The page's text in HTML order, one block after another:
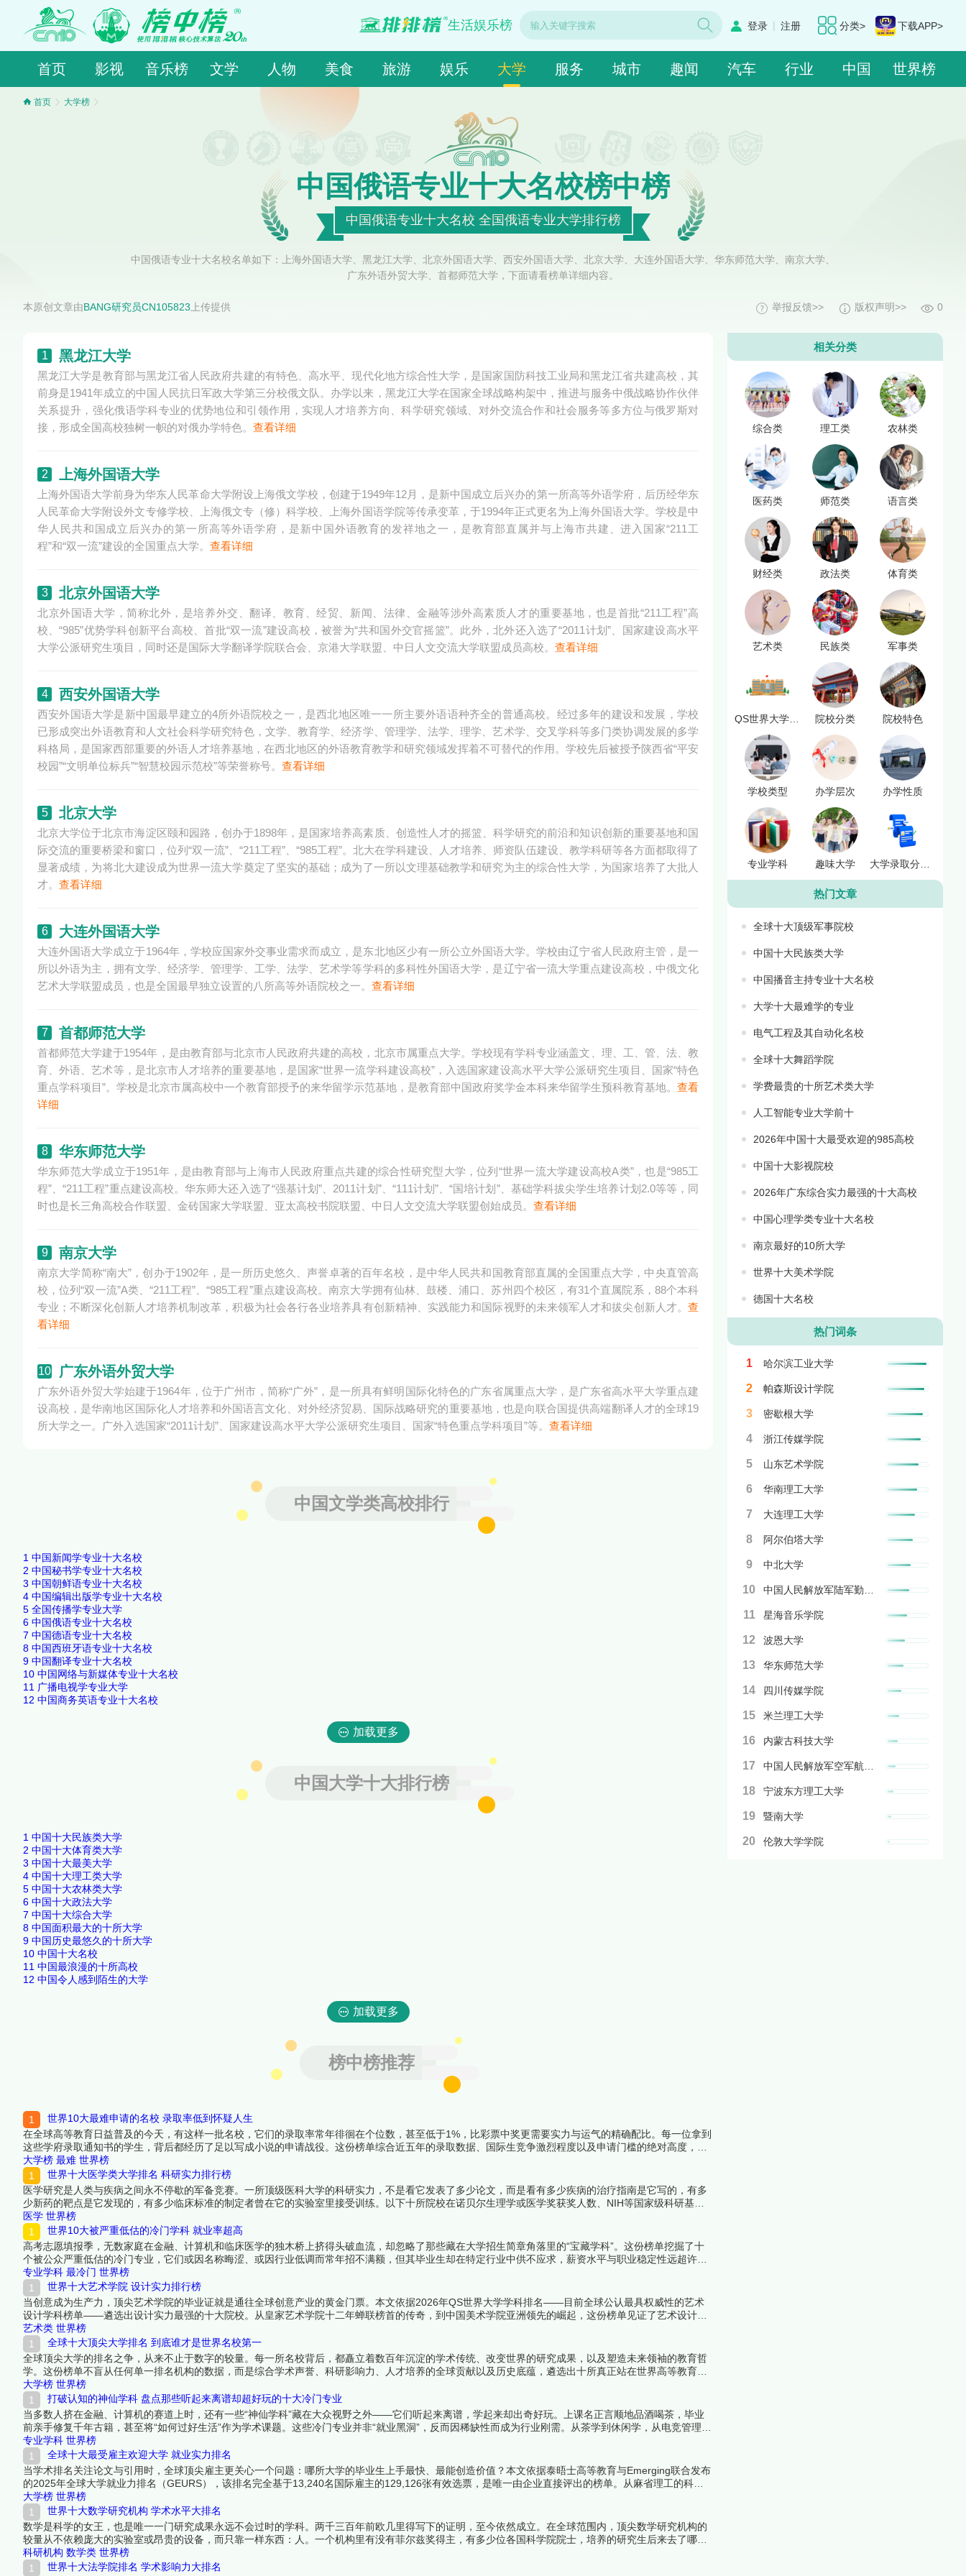
分类> 下载APP>
登录 | 注册
生活娱乐榜
首页 影视 音乐榜 文学 人物 美食 旅游 娱乐 大学 服务 城市 趣闻 汽车 行业 中国 世界榜
首页 大学榜
中国俄语专业十大名校榜中榜
中国俄语专业十大名校 全国俄语专业大学排行榜
中国俄语专业十大名校名单如下：上海外国语大学、黑龙江大学、北京外国语大学、西安外国语大学、北京大学、大连外国语大学、华东师范大学、南京大学、
广东外语外贸大学、首都师范大学，下面请看榜单详细内容。
本原创文章由BANG研究员CN105823上传提供 0
版权声明>>
举报反馈>>
1 黑龙江大学
黑龙江大学是教育部与黑龙江省人民政府共建的有特色、高水平、现代化地方综合性大学，是国家国防科技工业局和黑龙江省共建高校，其
前身是1941年成立的中国人民抗日军政大学第三分校俄文队。办学以来，黑龙江大学在国家全球战略构架中，推进与服务中俄战略协作伙伴
关系提升，强化俄语学科专业的优势地位和引领作用，实现人才培养方向、科学研究领域、对外交流合作和社会服务等多方位与俄罗斯对
接，形成全国高校独树一帜的对俄办学特色。 查看详细
2 上海外国语大学
上海外国语大学前身为华东人民革命大学附设上海俄文学校，创建于1949年12月，是新中国成立后兴办的第一所高等外语学府，后历经华东
人民革命大学附设外文专修学校、上海俄文专（修）科学校、上海外国语学院等传承变革，于1994年正式更名为上海外国语大学。学校是中
华人民共和国成立后兴办的第一所高等外语学府，是新中国外语教育的发祥地之一，是教育部直属并与上海市共建、进入国家“211工
程”和“双一流”建设的全国重点大学。 查看详细
3 北京外国语大学
北京外国语大学，简称北外，是培养外交、翻译、教育、经贸、新闻、法律、金融等涉外高素质人才的重要基地，也是首批“211工程”高
校、“985”优势学科创新平台高校、首批“双一流”建设高校，被誉为“共和国外交官摇篮”。此外，北外还入选了“2011计划”、国家建设高水平
大学公派研究生项目，同时还是国际大学翻译学院联合会、京港大学联盟、中日人文交流大学联盟成员高校。 查看详细
4 西安外国语大学
西安外国语大学是新中国最早建立的4所外语院校之一，是西北地区唯一一所主要外语语种齐全的普通高校。经过多年的建设和发展，学校
已形成突出外语教育和人文社会科学研究特色，文学、教育学、经济学、管理学、法学、理学、艺术学、交叉学科等多门类协调发展的多学
科格局，是国家西部重要的外语人才培养基地，在西北地区的外语教育教学和研究领域发挥着不可替代的作用。学校先后被授予陕西省“平安
校园”“文明单位标兵”“智慧校园示范校”等荣誉称号。 查看详细
5 北京大学
北京大学位于北京市海淀区颐和园路，创办于1898年，是国家培养高素质、创造性人才的摇篮、科学研究的前沿和知识创新的重要基地和国
际交流的重要桥梁和窗口，位列“双一流”、“211工程”、“985工程”。北大在学科建设、人才培养、师资队伍建设、教学科研等各方面都取得了
显著成绩，为将北大建设成为世界一流大学奠定了坚实的基础；成为了一所以文理基础教学和研究为主的综合性大学，为国家培养了大批人
才。 查看详细
6 大连外国语大学
大连外国语大学成立于1964年，学校应国家外交事业需求而成立，是东北地区少有一所公立外国语大学。学校由辽宁省人民政府主管，是一
所以外语为主，拥有文学、经济学、管理学、工学、法学、艺术学等学科的多科性外国语大学，是辽宁省一流大学重点建设高校，中俄文化
艺术大学联盟成员，也是全国最早独立设置的八所高等外语院校之一。 查看详细
7 首都师范大学
首都师范大学建于1954年，是由教育部与北京市人民政府共建的高校，北京市属重点大学。学校现有学科专业涵盖文、理、工、管、法、教
育、外语、艺术等，是北京市人才培养的重要基地，是国家“世界一流学科建设高校”，入选国家建设高水平大学公派研究生项目、国家“特色
重点学科项目”。学校是北京市属高校中一个教育部授予的来华留学示范基地，是教育部中国政府奖学金本科来华留学生预科教育基地。 查看
详细
8 华东师范大学
华东师范大学成立于1951年，是由教育部与上海市人民政府重点共建的综合性研究型大学，位列“世界一流大学建设高校A类”，也是“985工
程”、“211工程”重点建设高校。华东师大还入选了“强基计划”、2011计划”、“111计划”、“国培计划”、基础学科拔尖学生培养计划2.0等等，同
时也是长三角高校合作联盟、金砖国家大学联盟、亚太高校书院联盟、中日人文交流大学联盟创始成员。 查看详细
9 南京大学
南京大学简称“南大”，创办于1902年，是一所历史悠久、声誉卓著的百年名校，是中华人民共和国教育部直属的全国重点大学，中央直管高
校，位列“双一流”A类、“211工程”、“985工程”重点建设高校。南京大学拥有仙林、鼓楼、浦口、苏州四个校区，有31个直属院系，88个本科
专业；不断深化创新人才培养机制改革，积极为社会各行各业培养具有创新精神、实践能力和国际视野的未来领军人才和拔尖创新人才。 查
看详细
10 广东外语外贸大学
广东外语外贸大学始建于1964年，位于广州市，简称“广外”，是一所具有鲜明国际化特色的广东省属重点大学，是广东省高水平大学重点建
设高校，是华南地区国际化人才培养和外国语言文化、对外经济贸易、国际战略研究的重要基地，也是向联合国提供高端翻译人才的全球19
所大学之一。广外入选国家“2011计划”、国家建设高水平大学公派研究生项目、国家“特色重点学科项目”等。 查看详细
中国文学类高校排行
1 中国新闻学专业十大名校
2 中国秘书学专业十大名校
3 中国朝鲜语专业十大名校
4 中国编辑出版学专业十大名校
5 全国传播学专业大学
6 中国俄语专业十大名校
7 中国德语专业十大名校
8 中国西班牙语专业十大名校
9 中国翻译专业十大名校
10 中国网络与新媒体专业十大名校
11 广播电视学专业大学
12 中国商务英语专业十大名校
加载更多
中国大学十大排行榜
1 中国十大民族类大学
2 中国十大体育类大学
3 中国十大最美大学
4 中国十大理工类大学
5 中国十大农林类大学
6 中国十大政法大学
7 中国十大综合大学
8 中国面积最大的十所大学
9 中国历史最悠久的十所大学
10 中国十大名校
11 中国最浪漫的十所高校
12 中国令人感到陌生的大学
加载更多
榜中榜推荐
世界10大最难申请的名校 录取率低到怀疑人生
在全球高等教育日益普及的今天，有这样一批名校，它们的录取率常年徘徊在个位数，甚至低于1%，比彩票中奖更需要实力与运气的精确配比。每一位拿到
这些学府录取通知书的学生，背后都经历了足以写成小说的申请战役。这份榜单综合近五年的录取数据、国际生竞争激烈程度以及申请门槛的绝对高度，遴
选出十所让全球最优秀的申请者都寝食难安的世界名校。进入这些学府，意味着在二十岁之前就完成了一次人生的终极闯关。下面跟着榜中榜编辑一起来看
看详细名单吧！
大学榜 最难 世界榜
世界十大医学类大学排名 科研实力排行榜
医学研究是人类与疾病之间永不停歇的军备竞赛。一所顶级医科大学的科研实力，不是看它发表了多少论文，而是看有多少疾病的治疗指南是它写的，有多
少新药的靶点是它发现的，有多少临床标准的制定者曾在它的实验室里接受训练。以下十所院校在诺贝尔生理学或医学奖获奖人数、NIH等国家级科研基金
获批额度、临床医学顶刊论文发表量和高被引学者密度四个维度上长期占据全球前列，它们共同构成了当代医学研究的第一梯队。下面跟着榜中榜编辑一起
来看看详细名单吧！
医学 世界榜
世界10大被严重低估的冷门学科 就业率超高
高考志愿填报季，无数家庭在金融、计算机和临床医学的独木桥上挤得头破血流，却忽略了那些藏在大学招生简章角落里的“宝藏学科”。这份榜单挖掘了十
个被公众严重低估的冷门专业，它们或因名称晦涩、或因行业低调而常年招不满额，但其毕业生却在特定行业中供不应求，薪资水平与职业稳定性远超许多
热门专业。在少有人走的路上，竞争更少、机会更多，这些学科的真正价值正等着被重新发现。下面跟着榜中榜编辑一起来看看详细名单吧！
专业学科 最冷门 世界榜
世界十大艺术学院 设计实力排行榜
当创意成为生产力，顶尖艺术学院的毕业证就是通往全球创意产业的黄金门票。本文依据2026年QS世界大学学科排名——目前全球公认最具权威性的艺术
设计学科榜单——遴选出设计实力最强的十大院校。从皇家艺术学院十二年蝉联榜首的传奇，到中国美术学院亚洲领先的崛起，这份榜单见证了艺术设计教
育从传统技艺向跨学科创新的转型浪潮。下面跟着榜中榜编辑一起来看看详细名单吧！
艺术类 世界榜
全球十大顶尖大学排名 到底谁才是世界名校第一
全球顶尖大学的排名之争，从来不止于数字的较量。每一所名校背后，都矗立着数百年沉淀的学术传统、改变世界的研究成果，以及塑造未来领袖的教育哲
学。这份榜单不盲从任何单一排名机构的数据，而是综合学术声誉、科研影响力、人才培养的全球贡献以及历史底蕴，遴选出十所真正站在世界高等教育金
字塔尖的学府。它们之间的位次或许有争议，但每一所的入选都无可辩驳——这里诞生的，是人类文明的下一章。下面跟着榜中榜编辑一起来看看详细名单
吧！
大学榜 世界榜
打破认知的神仙学科 盘点那些听起来离谱却超好玩的十大冷门专业
当多数人挤在金融、计算机的赛道上时，还有一些“神仙学科”藏在大众视野之外——它们听起来离谱，学起来却出奇好玩。上课名正言顺地品酒喝茶，毕业
前亲手修复千年古籍，甚至将“如何过好生活”作为学术课题。这些冷门专业并非“就业黑洞”，反而因稀缺性而成为行业刚需。从茶学到休闲学，从电竞管理到
文物修复，它们的存在提醒我们：大学的意义不只是找饭碗，更是找到热爱。下面跟着榜中榜编辑一起来看看详细名单吧！
专业学科 世界榜
全球十大最受雇主欢迎大学 就业实力排名
当学术排名关注论文与引用时，全球顶尖雇主更关心一个问题：哪所大学的毕业生上手最快、最能创造价值？本文依据泰晤士高等教育与Emerging联合发布
的2025年全球大学就业力排名（GEURS），该排名完全基于13,240名国际雇主的129,126张有效选票，是唯一由企业直接评出的榜单。从麻省理工的科技
统治力到东京大学的亚洲突围，这份就业实力十强榜单，是毕业生求职竞争力的终极参照。下面跟着榜中榜编辑一起来看看详细名单吧！
大学榜 世界榜
世界十大数学研究机构 学术水平大排名
数学是科学的女王，也是唯一一门研究成果永远不会过时的学科。两千三百年前欧几里得写下的证明，至今依然成立。在全球范围内，顶尖数学研究机构的
较量从不依赖庞大的实验室或昂贵的设备，而只靠一样东西：人。一个机构里有没有菲尔兹奖得主，有多少位各国科学院院士，培养的研究生后来去了哪里
——这些硬指标比任何综合排名都更能说明问题。以下十所机构在过去半个世纪中持续产出着改变数学面貌的成果，它们是全球数学研究者公认的圣地。下
面跟着榜中榜编辑一起来看看详细名单吧！
科研机构 数学类 世界榜
世界十大法学院排名 学术影响力大排名
相关分类
综合类 理工类 农林类
医药类 师范类 语言类
财经类 政法类 体育类
艺术类 民族类 军事类
院校分类 院校特色
学校类型 办学层次 办学性质
专业学科 趣味大学 大学录取分数线
热门文章
全球十大顶级军事院校
中国十大民族类大学
中国播音主持专业十大名校
大学十大最难学的专业
电气工程及其自动化名校
全球十大舞蹈学院
学费最贵的十所艺术类大学
人工智能专业大学前十
2026年中国十大最受欢迎的985高校
中国十大影视院校
2026年广东综合实力最强的十大高校
中国心理学类专业十大名校
南京最好的10所大学
世界十大美术学院
德国十大名校
热门词条
1 哈尔滨工业大学
2 帕森斯设计学院
3 密歇根大学
4 浙江传媒学院
5 山东艺术学院
6 华南理工大学
7 大连理工大学
8 阿尔伯塔大学
9 中北大学
10
11 星海音乐学院
12 波恩大学
13 华东师范大学
14 四川传媒学院
15 米兰理工大学
16 内蒙古科技大学
17
18 宁波东方理工大学
19 暨南大学
20 伦敦大学学院